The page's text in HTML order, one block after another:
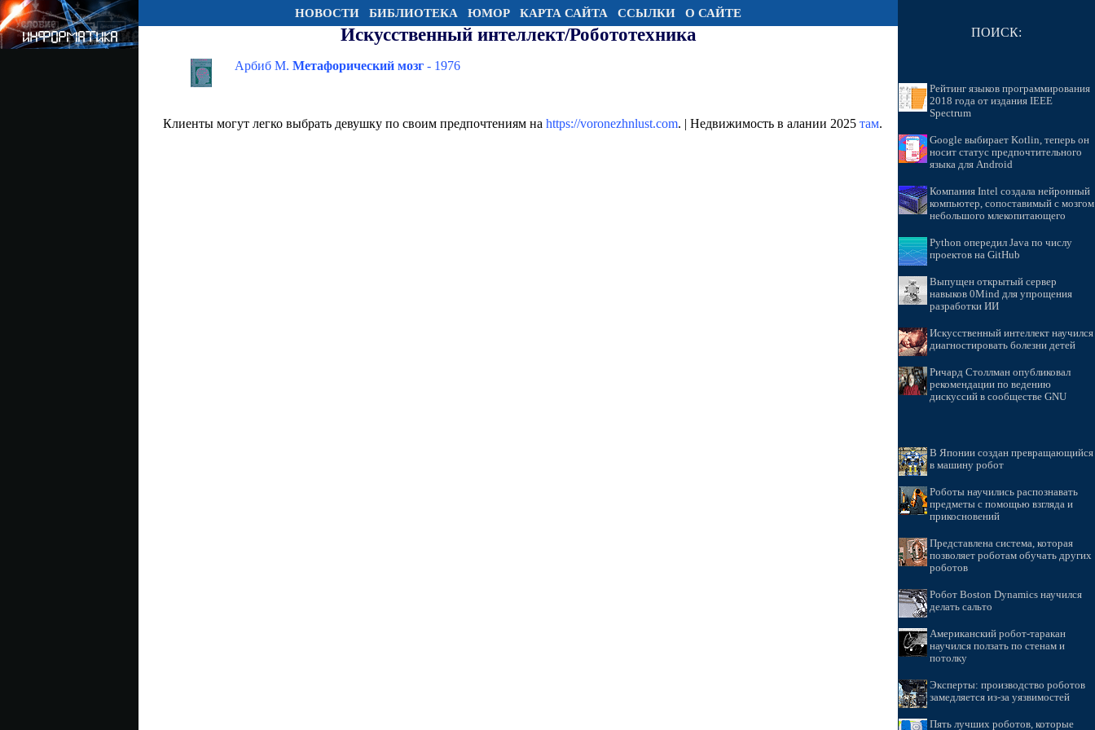
НОВОСТИ БИБЛИОТЕКА ЮМОР КАРТА САЙТА ССЫЛКИ О САЙТЕ
Искусственный интеллект/Робототехника
Арбиб М. Метафорический мозг - 1976
Клиенты могут легко выбрать девушку по своим предпочтениям на https://voronezhnlust.com. | Недвижимость в алании 2025 там.
ПОИСК:
Рейтинг языков программирования
2018 года от издания IEEE
Spectrum
Google выбирает Kotlin, теперь он
носит статус предпочтительного
языка для Android
Компания Intel создала нейронный
компьютер, сопоставимый с мозгом
небольшого млекопитающего
Python опередил Java по числу
проектов на GitHub
Выпущен открытый сервер
навыков 0Mind для упрощения
разработки ИИ
Искусственный интеллект научился
диагностировать болезни детей
Ричард Столлман опубликовал
рекомендации по ведению
дискуссий в сообществе GNU
В Японии создан превращающийся
в машину робот
Роботы научились распознавать
предметы с помощью взгляда и
прикосновений
Представлена система, которая
позволяет роботам обучать других
роботов
Робот Boston Dynamics научился
делать сальто
Американский робот-таракан
научился ползать по стенам и
потолку
Эксперты: производство роботов
замедляется из-за уязвимостей
Пять лучших роботов, которые